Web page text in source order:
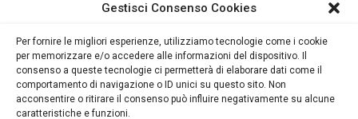
Gestisci Consenso Cookies
Per fornire le migliori esperienze, utilizziamo tecnologie come i cookie
per memorizzare e/o accedere alle informazioni del dispositivo. Il
consenso a queste tecnologie ci permetterà di elaborare dati come il
comportamento di navigazione o ID unici su questo sito. Non
acconsentire o ritirare il consenso può influire negativamente su alcune
caratteristiche e funzioni.
PRIVACY E COOKIES